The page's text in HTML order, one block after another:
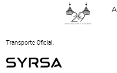
Next
Transporte Oficial: